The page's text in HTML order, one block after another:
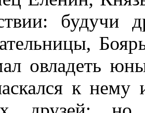
будучи
овладеть
к нему